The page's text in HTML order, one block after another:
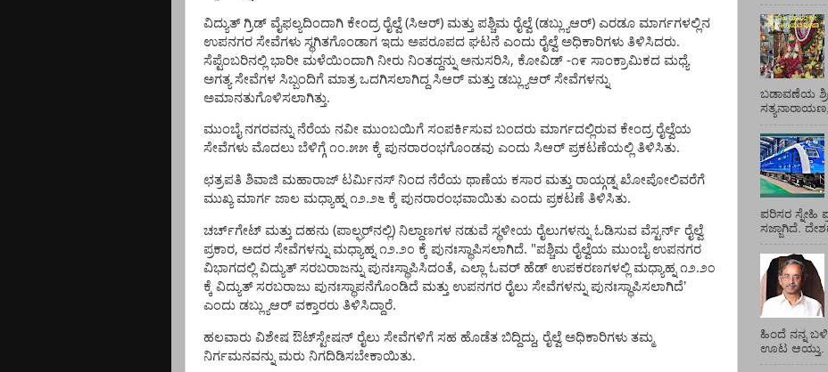
ವಿದ್ಯುತ್ ಗ್ರಿಡ್ ವೈಫಲ್ಯದಿಂದಾಗಿ ಕೇಂದ್ರ ರೈಲ್ವೆ(ಸಿಆರ್) ಮತ್ತು ಪಶ್ಚಿಮ ರೈಲ್ವೆ(ಡಬ್ಲ್ಯುಆರ್) ಎರಡೂ ಮಾರ್ಗಗಳಲ್ಲಿನ
ಉಪನಗರ ಸೇವೆಗಳು ಸ್ಥಗಿತಗೊಂಡಾಗ ಇದು ಅಪರೂಪದ ಘಟನೆ ಎಂದು ರೈಲ್ವೆ ಅಧಿಕಾರಿಗಳು ತಿಳಿಸಿದರು.
ಸೆಪ್ಟೆಂಬರಿನಲ್ಲಿ ಭಾರೀ ಮಳೆಯಿಂದಾಗಿ ನೀರು ನಿಂತದ್ದನ್ನು ಅನುಸರಿಸಿ, ಕೋವಿಡ್ -೧೯ ಸಾಂಕ್ರಾಮಿಕದ ಮಧ್ಯೆ
ಅಗತ್ಯ ಸೇವೆಗಳ ಸಿಬ್ಬಂದಿಗೆ ಮಾತ್ರ ಒದಗಿಸಲಾಗಿದ್ದ ಸಿಆರ್ ಮತ್ತು ಡಬ್ಲ್ಯುಆರ್ ಸೇವೆಗಳನ್ನು
ಅಮಾನತುಗೊಳಿಸಲಾಗಿತ್ತು.
ಮುಂಬೈ ನಗರವನ್ನು ನೆರೆಯ ನವೀ ಮುಂಬಯಿಗೆ ಸಂಪರ್ಕಿಸುವ ಬಂದರು ಮಾರ್ಗದಲ್ಲಿರುವ ಕೇಂದ್ರ ರೈಲ್ವೆಯ
ಸೇವೆಗಳು ಮೊದಲು ಬೆಳಿಗ್ಗೆ ೧೦.೫೫ ಕ್ಕೆ ಪುನರಾರಂಭಗೊಂಡವು ಎಂದು ಸಿಆರ್ ಪ್ರಕಟಣೆಯಲ್ಲಿ ತಿಳಿಸಿತು.
ಛತ್ರಪತಿ ಶಿವಾಜಿ ಮಹಾರಾಜ್ ಟರ್ಮಿನಸ್ ನಿಂದ ನೆರೆಯ ಥಾಣೆಯ ಕಸಾರ ಮತ್ತು ರಾಯ್ಗಡ್ನ ಖೋಪೋಲಿವರೆಗೆ
ಮುಖ್ಯ ಮಾರ್ಗ ಜಾಲ ಮಧ್ಯಾಹ್ನ ೧೨.೨೬ ಕ್ಕೆ ಪುನರಾರಂಭವಾಯಿತು ಎಂದು ಪ್ರಕಟಣೆ ತಿಳಿಸಿತು.
ಚರ್ಚ್‌ಗೇಟ್ ಮತ್ತು ದಹನು (ಪಾಲ್ಘರ್‌ನಲ್ಲಿ) ನಿಲ್ದಾಣಗಳ ನಡುವೆ ಸ್ಥಳೀಯ ರೈಲುಗಳನ್ನು ಓಡಿಸುವ ವೆಸ್ಟರ್ನ್ ರೈಲ್ವೆ
ಪ್ರಕಾರ, ಅದರ ಸೇವೆಗಳನ್ನು ಮಧ್ಯಾಹ್ನ ೧೨.೨೦ ಕ್ಕೆ ಪುನಃಸ್ಥಾಪಿಸಲಾಗಿದೆ. "ಪಶ್ಚಿಮ ರೈಲ್ವೆಯ ಮುಂಬೈ ಉಪನಗರ
ವಿಭಾಗದಲ್ಲಿ ವಿದ್ಯುತ್ ಸರಬರಾಜನ್ನು ಪುನಃಸ್ಥಾಪಿಸಿದಂತೆ, ಎಲ್ಲಾ ಓವರ್ ಹೆಡ್ ಉಪಕರಣಗಳಲ್ಲಿ ಮಧ್ಯಾಹ್ನ ೧೨.೨೦
ಕ್ಕೆ ವಿದ್ಯುತ್ ಸರಬರಾಜು ಪುನಃಸ್ಥಾಪನೆಗೊಂಡಿದೆ ಮತ್ತು ಉಪನಗರ ರೈಲು ಸೇವೆಗಳನ್ನು ಪುನಃಸ್ಥಾಪಿಸಲಾಗಿದೆ’
ಎಂದು ಡಬ್ಲ್ಯುಆರ್ ವಕ್ತಾರರು ತಿಳಿಸಿದ್ದಾರೆ.
ಹಲವಾರು ವಿಶೇಷ ಔಟ್‌ಸ್ಟೇಷನ್ ರೈಲು ಸೇವೆಗಳಿಗೆ ಸಹ ಹೊಡೆತ ಬಿದ್ದಿದ್ದು, ರೈಲ್ವೆ ಅಧಿಕಾರಿಗಳು ತಮ್ಮ
ನಿರ್ಗಮನವನ್ನು ಮರು ನಿಗದಿಡಿಸಬೇಕಾಯಿತು.
ಬಡಾವಣೆಯ
ಪರಿಸರ ಸ್ನೇಹಿ
ಸಜ್ಜಾಗಿದೆ.
ಹಿಂದೆ ನನ್ನ ಬಳಿ
ಊಟ ಆಯ್ತು.